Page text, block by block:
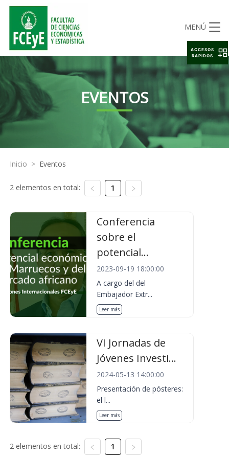
MENÚ
EVENTOS
Inicio > Eventos
2 elementos en total: 1
Conferencia
sobre el
potencial...
2023-09-19 18:00:00
A cargo del del
Embajador Extr...
Leer más
VI Jornadas de
Jóvenes Investi...
2024-05-13 14:00:00
Presentación de pósteres:
el l...
Leer más
2 elementos en total: 1
ACCESOS
RAPIDOS